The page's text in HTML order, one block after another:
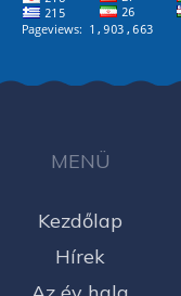
MENÜ
Kezdőlap
Hírek